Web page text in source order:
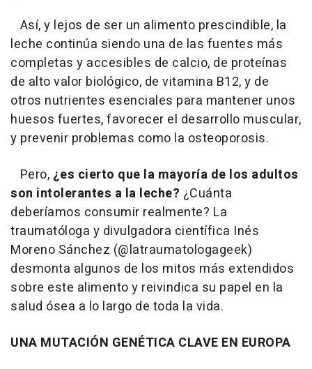
Así, y lejos de ser un alimento prescindible, la
leche continúa siendo una de las fuentes más
completas y accesibles de calcio, de proteínas
de alto valor biológico, de vitamina B12, y de
otros nutrientes esenciales para mantener unos
huesos fuertes, favorecer el desarrollo muscular,
y prevenir problemas como la osteoporosis.
Pero, ¿es cierto que la mayoría de los adultos
son intolerantes a la leche? ¿Cuánta
deberíamos consumir realmente? La
traumatóloga y divulgadora científica Inés
Moreno Sánchez (@latraumatologageek)
desmonta algunos de los mitos más extendidos
sobre este alimento y reivindica su papel en la
salud ósea a lo largo de toda la vida.
UNA MUTACIÓN GENÉTICA CLAVE EN EUROPA